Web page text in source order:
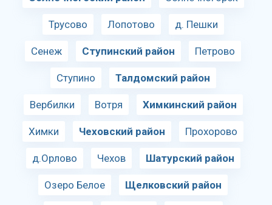
Трусово Лопотово д. Пешки
Сенеж Ступинский район Петрово
Ступино Талдомский район
Вербилки Вотря Химкинский район
Химки Чеховский район Прохорово
д.Орлово Чехов Шатурский район
Озеро Белое Щелковский район